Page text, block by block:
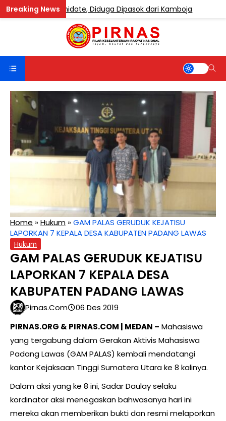
Etomidate, Diduga Dipasok dari Kamboja
Home »Hukum »GAM PALAS GERUDUK KEJATISU
LAPORKAN 7 KEPALA DESA KABUPATEN PADANG LAWAS
Hukum
GAM PALAS GERUDUK KEJATISU
LAPORKAN 7 KEPALA DESA
KABUPATEN PADANG LAWAS
Pirnas.com
06 Des 2019
PIRNAS.ORG & PIRNAS.COM | MEDAN – Mahasiswa
yang tergabung dalam Gerakan Aktivis Mahasiswa
Padang Lawas (GAM PALAS) kembali mendatangi
kantor Kejaksaan Tinggi Sumatera Utara ke 8 kalinya.
Dalam aksi yang ke 8 ini, Sadar Daulay selaku
kordinator aksi menegaskan bahwasanya hari ini
mereka akan memberikan bukti dan resmi melaporkan